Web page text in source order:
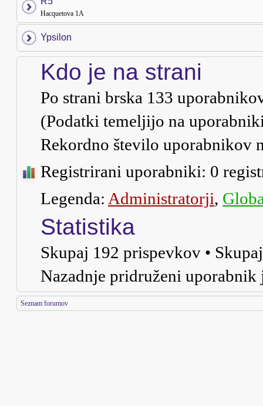
Hacquetova 1A
Ypsilon
Kdo je na strani
Po strani brska 133
(Podatki temeljijo na
Rekordno število uporabnikov
Registrirani uporabniki: 0
Legenda: Administratorji,
Statistika
Skupaj 192 prispevkov •
Nazadnje pridruženi
Seznam forumov